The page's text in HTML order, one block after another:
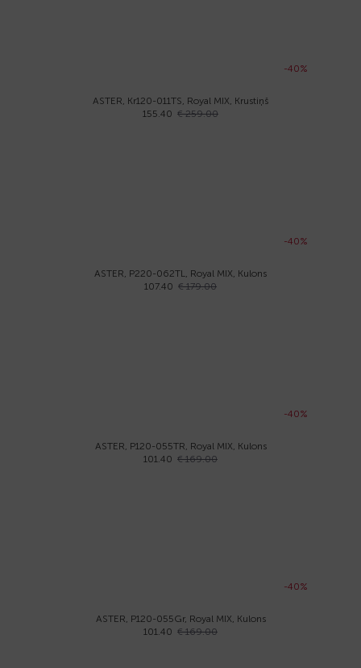
-40%
ASTER, Kr120-011TS, Royal MIX, Krustiņš
155.40 € 259.00
-40%
ASTER, P220-062TL, Royal MIX, Kulons
107.40 € 179.00
-40%
ASTER, P120-055TR, Royal MIX, Kulons
101.40 € 169.00
-40%
ASTER, P120-055Gr, Royal MIX, Kulons
101.40 € 169.00